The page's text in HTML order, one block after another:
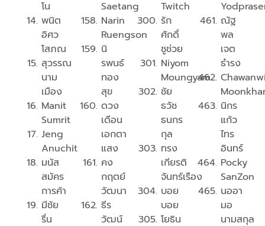
โน
พนิต
อิศว
โสภณ
สุวรรณ
นาม
เมือง
Manit
Sumrit
Jeng
Anuchit
มนัส
สมัคร
การค้า
มีชัย
รื่น
Saetang
Narin
Ruengson
นิ
รพนธ์
ทอง
สุข
ดวง
เดือน
เอกตา
แสง
คง
กฤตย์
วัฒนา
ธีร
วัฒน์
Twitch
รัก
ศักดิ์
ชูช่วย
Niyom
Moungyam
ชัย
ธวัช
ธนกร
กุล
ทรง
เกียรติ
จันทร์เรือง
บอย
บอย
โยธิน
ณัฐ
พล
เจต
ธำรง
นิกร
แก้ว
ไทร
อินทร์
Pocky
SanZon
นออา
มอ
นามสกุล